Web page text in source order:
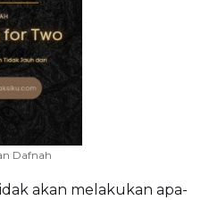
Dafnah
akan melakukan apa-